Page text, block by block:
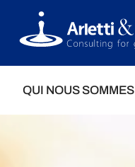
QUI NOUS SOMMES